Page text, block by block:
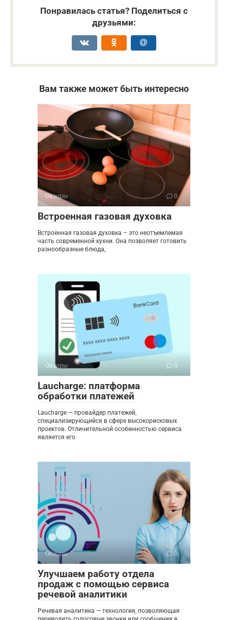
Понравилась статья? Поделиться с
друзьями:
Вам также может быть интересно
Обзоры 0
Встроенная газовая духовка
Встроенная газовая духовка – это неотъемлемая
часть современной кухни. Она позволяет готовить
разнообразные блюда,
Обзоры 0
Laucharge: платформа
обработки платежей
Laucharge — провайдер платежей,
специализирующийся в сфере высокорисковых
проектов. Отличительной особенностью сервиса
является его
Обзоры 0
Улучшаем работу отдела
продаж с помощью сервиса
речевой аналитики
Речевая аналитика — технология, позволяющая